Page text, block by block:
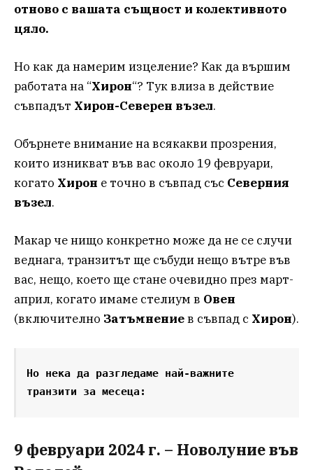
отново с вашата същност и колективното
цяло.
Но как да намерим изцеление? Как да вършим
работата на “Хирон“? Тук влиза в действие
съвпадът Хирон-Северен възел.
Обърнете внимание на всякакви прозрения,
които изникват във вас около 19 февруари,
когато Хирон е точно в съвпад със Северния
възел.
Макар че нищо конкретно може да не се случи
веднага, транзитът ще събуди нещо вътре във
вас, нещо, което ще стане очевидно през март-
април, когато имаме стелиум в Овен
(включително Затъмнениев съвпад с Хирон).
Но нека да разгледаме най-важните
транзити за месеца:
9 февруари 2024 г. – Новолуние във